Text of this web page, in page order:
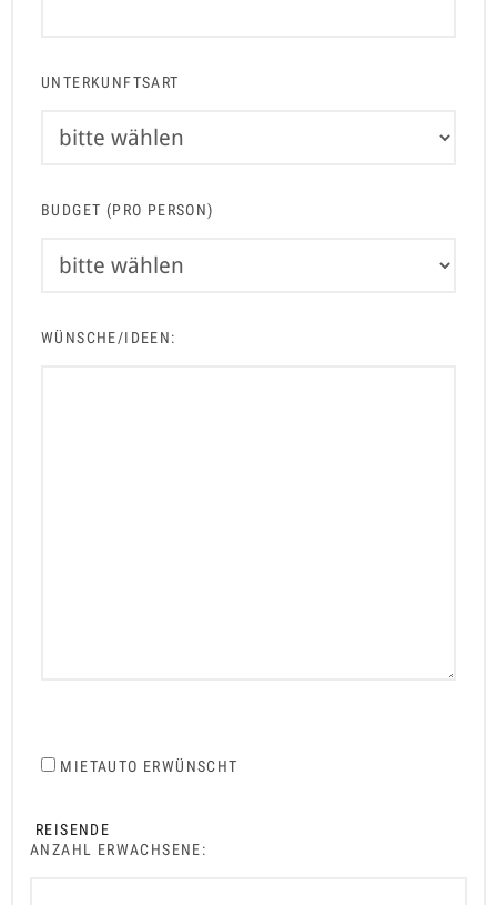
UNTERKUNFTSART
BUDGET (PRO PERSON)
WÜNSCHE/IDEEN:
MIETAUTO ERWÜNSCHT
REISENDE
ANZAHL ERWACHSENE: